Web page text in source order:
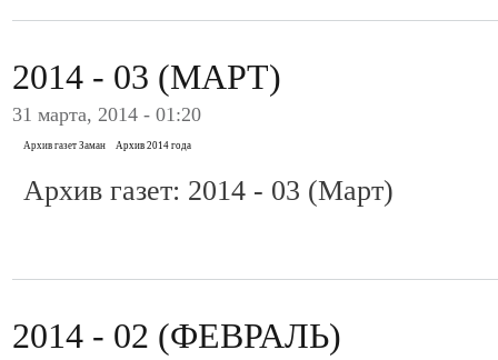
2014 - 03 (МАРТ)
31 марта, 2014 - 01:20
Архив газет Заман Архив 2014 года
Архив газет: 2014 - 03 (Март)
2014 - 02 (ФЕВРАЛЬ)